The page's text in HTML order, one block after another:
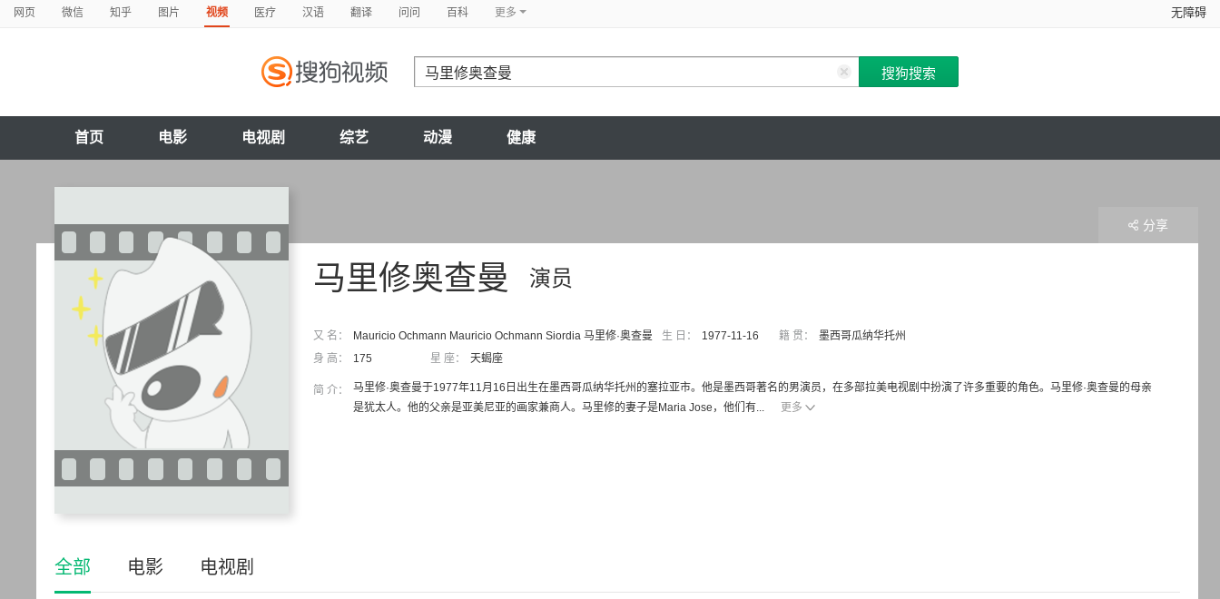
网页 微信 知乎 图片 视频 医疗 汉语 翻译 问问 百科 更多 无障碍
首页 电影 电视剧 综艺 动漫 健康
演员
马里修奥查曼
又 名： Mauricio Ochmann Mauricio Ochmann Siordia 马里修·奥查曼 生 日： 1977-11-16 籍 贯：
墨西哥瓜纳华托州
身 高：
175 星 座： 天蝎座
简 介：
马里修·奥查曼于1977年11月16日出生在墨西哥瓜纳华托州的塞拉亚市。他是墨西哥著名的男演员，在多部拉美电视剧中扮演了许多重要的角色。马里修·奥查曼的母亲
是犹太人。他的父亲是亚美尼亚的画家兼商人。马里修的妻子是Maria Jose，他们有...
更多
分享
全部 电影 电视剧